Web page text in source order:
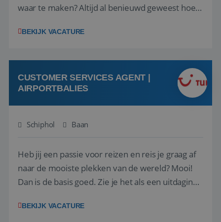
waar te maken? Altijd al benieuwd geweest hoe
van de grootste reisorganisaties? Dan is een
op zoek naar een enthousiaste, leergie...
BEKIJK VACATURE
CUSTOMER SERVICES AGENT |
AIRPORTBALIES
Schiphol Baan
Heb jij een passie voor reizen en reis je graag af
naar de mooiste plekken van de wereld? Mooi!
Dan is de basis goed. Zie je het als een uitdaging
het samenstellen en boeken van de perfecte
BEKIJK VACATURE